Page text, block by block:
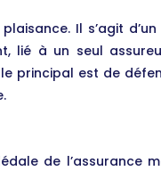
Il s’agit
lié à un seul
principal est de
de l’assurance